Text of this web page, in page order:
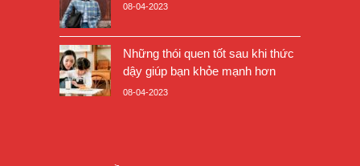
08-04-2023
Những thói quen tốt sau khi thức
dậy giúp bạn khỏe mạnh hơn
08-04-2023